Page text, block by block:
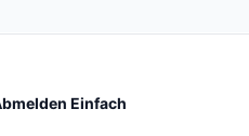
Einfach